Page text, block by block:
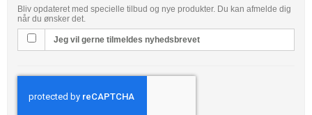
Bliv opdateret med specielle tilbud og nye produkter. Du kan afmelde dig
når du ønsker det.
Jeg vil gerne tilmeldes nyhedsbrevet